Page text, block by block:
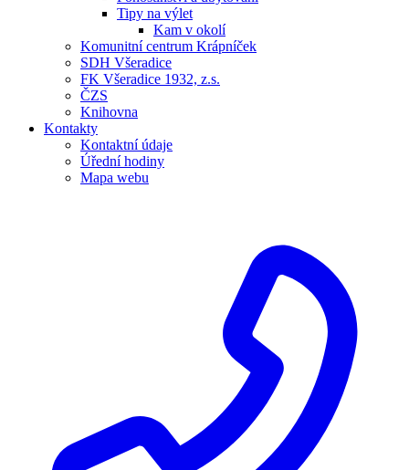
Tipy na výlet
Kam v okolí
Komunitní centrum Krápníček
SDH Všeradice
FK Všeradice 1932, z.s.
ČZS
Knihovna
Kontakty
Kontaktní údaje
Úřední hodiny
Mapa webu